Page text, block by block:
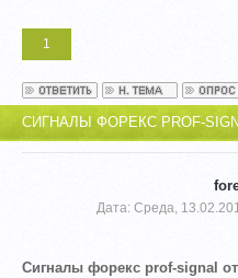
1
СИГНАЛЫ ФОРЕКС PROF-
Дата: Среда,
Сигналы форекс prof-signal